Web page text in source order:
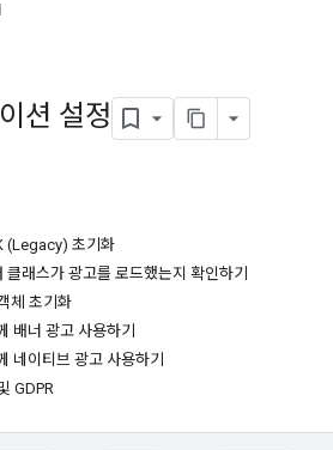
션 설정
초기화
래스가 광고를 로드했는지 확인하기
체 초기화
배너 광고 사용하기
네이티브 광고 사용하기
GDPR